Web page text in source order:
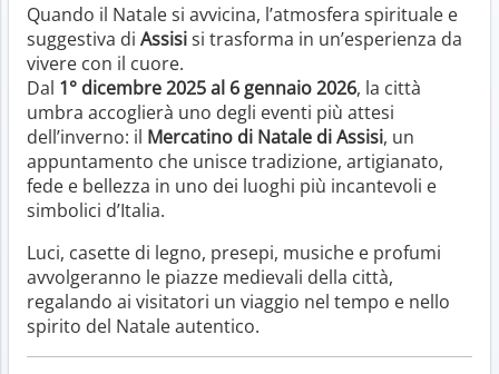
Quando il Natale si avvicina, l’atmosfera spirituale e
suggestiva di Assisisi trasforma in un’esperienza da
vivere con il cuore.
Dal 1° dicembre 2025 al 6 gennaio 2026, la città
umbra accoglierà uno degli eventi più attesi
dell’inverno: il Mercatino di Natale di Assisi, un
appuntamento che unisce tradizione, artigianato,
fede e bellezza in uno dei luoghi più incantevoli e
simbolici d’Italia.
Luci, casette di legno, presepi, musiche e profumi
avvolgeranno le piazze medievali della città,
regalando ai visitatori un viaggio nel tempo e nello
spirito del Natale autentico.